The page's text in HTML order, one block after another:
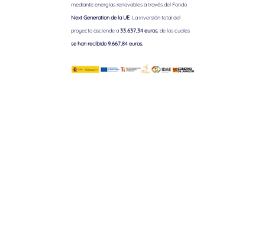
mediante energías renovables a través del Fondo
Next Generation de la UE. La inversión total del
proyecto asciende a33.637,34 euros, de los cuales
se han recibido 9.667,84 euros.